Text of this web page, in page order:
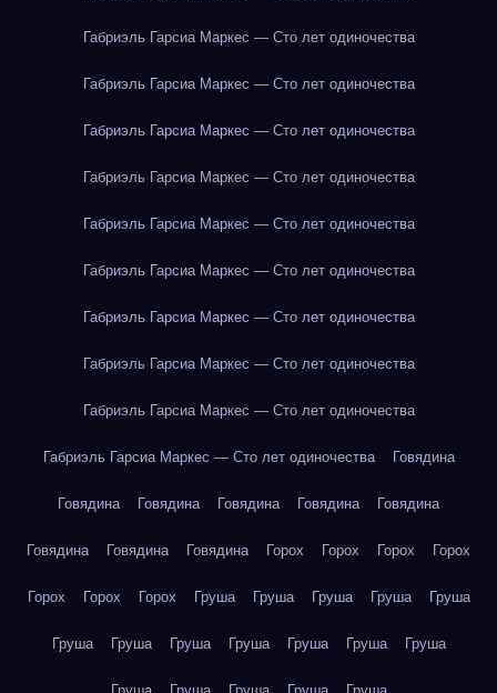
Габриэль Гарсиа Маркес — Сто лет одиночества
Габриэль Гарсиа Маркес — Сто лет одиночества
Габриэль Гарсиа Маркес — Сто лет одиночества
Габриэль Гарсиа Маркес — Сто лет одиночества
Габриэль Гарсиа Маркес — Сто лет одиночества
Габриэль Гарсиа Маркес — Сто лет одиночества
Габриэль Гарсиа Маркес — Сто лет одиночества
Габриэль Гарсиа Маркес — Сто лет одиночества
Габриэль Гарсиа Маркес — Сто лет одиночества
Габриэль Гарсиа Маркес — Сто лет одиночества Говядина
Говядина Говядина Говядина Говядина Говядина
Говядина Говядина Говядина Горох Горох Горох Горох
Горох Горох Горох Груша Груша Груша Груша Груша
Груша Груша Груша Груша Груша Груша Груша